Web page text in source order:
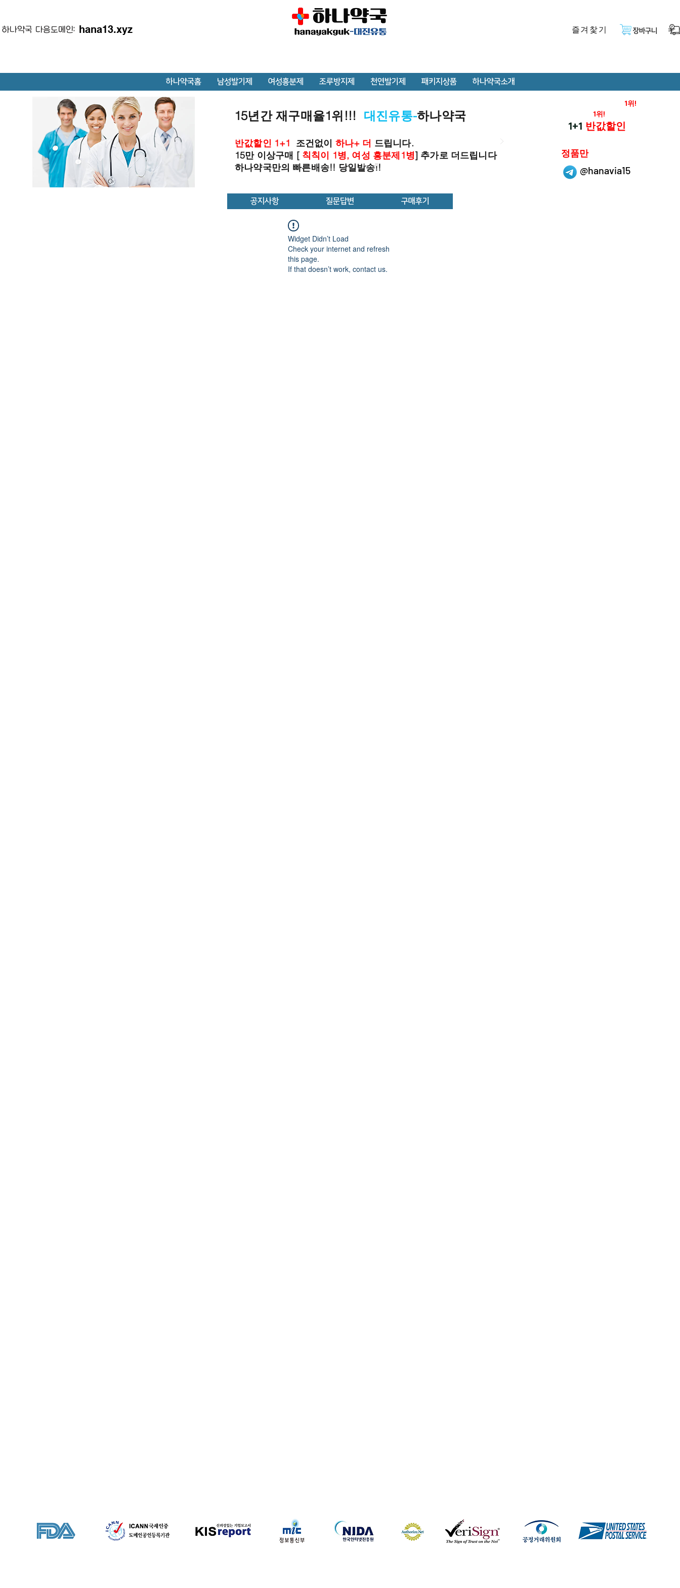
하나약국 다음도메인: hana13.xyz 즐겨찿기 장바구니
하나약국홈 남성발기제 여성흥분제 조루방지제 천연발기제 패키지상품 하나약국소개
15년간 재구매율1위!!! 대진유통-하나약국
반값할인 1+1 조건없이 하나+ 더 드립니다.
15만 이상구매 [ 칙칙이 1병, 여성 흥분제1병] 추가로 더드립니다
하나약국만의 빠른배송!! 당일발송!!
@hanavia15
1위!
1위!
1+1 반값할인
정품만
공지사항 질문답변 구매후기
Widget Didn’t Load
Check your internet and refresh
this page.
If that doesn’t work, contact us.